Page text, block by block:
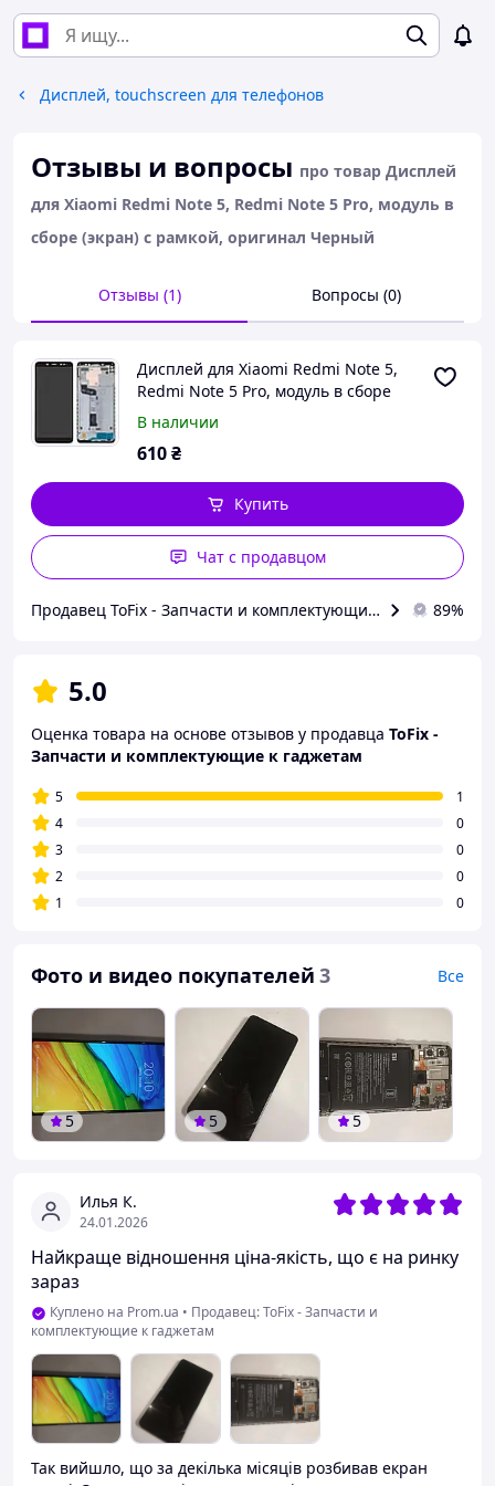
Дисплей, touchscreen для телефонов
Отзывы и вопросы про товар Дисплей
для Xiaomi Redmi Note 5, Redmi Note 5 Pro, модуль в
сборе (экран) с рамкой, оригинал Черный
Отзывы (1) Вопросы (0)
Илья К.
24.01.2026
Найкраще відношення ціна-якість, що є на ринку
зараз
Куплено на Prom.ua • Продавец: ToFix - Запчасти и
комплектующие к гаджетам
Так вийшло, що за декілька місяців розбивав екран
Дисплей для Xiaomi Redmi Note 5,
Redmi Note 5 Pro, модуль в сборе
(экран) с рамкой, оригинал Черный
В наличии
610₴
Купить
Чат с продавцом
Продавец ToFix - Запчасти и комплектующие к гаджетам
89%
5.0
Оценка товара на основе отзывов у продавца ToFix -
Запчасти и комплектующие к гаджетам
5
1
4
0
3
0
2
0
1
0
Фото и видео покупателей 3 Все
5 5 5